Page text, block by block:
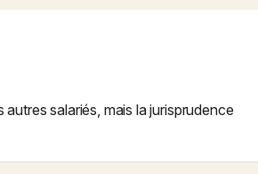
salariés, mais la jurisprudence